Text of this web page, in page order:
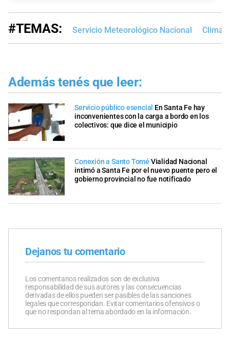
#TEMAS: Servicio Meteorológico Nacional Clima
Además tenés que leer:
Servicio público esencial En Santa Fe hay
inconvenientes con la carga a bordo en los
colectivos: que dice el municipio
Conexión a Santo Tomé Vialidad Nacional
intimó a Santa Fe por el nuevo puente pero el
gobierno provincial no fue notificado
Dejanos tu comentario
Los comentarios realizados son de exclusiva
responsabilidad de sus autores y las consecuencias
derivadas de ellos pueden ser pasibles de las sanciones
legales que correspondan. Evitar comentarios ofensivos o
que no respondan al tema abordado en la información.